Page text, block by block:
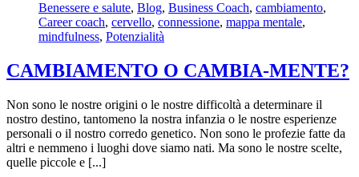
Benessere e salute, Blog, Business Coach, cambiamento,
Career coach, cervello, connessione, mappa mentale,
mindfulness, Potenzialità
CAMBIAMENTO O CAMBIA-MENTE?
Non sono le nostre origini o le nostre difficoltà a determinare il
nostro destino, tantomeno la nostra infanzia o le nostre esperienze
personali o il nostro corredo genetico. Non sono le profezie fatte da
altri e nemmeno i luoghi dove siamo nati. Ma sono le nostre scelte,
quelle piccole e [...]